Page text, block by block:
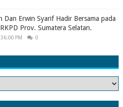
Dan Erwin Syarif Hadir Bersama pada
Prov. Sumatera Selatan.
PM 0